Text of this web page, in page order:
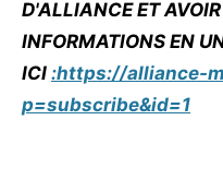
D'ALLIANCE ET
INFORMATIONS EN
ICI :https://alliance-
p=subscribe&id=1